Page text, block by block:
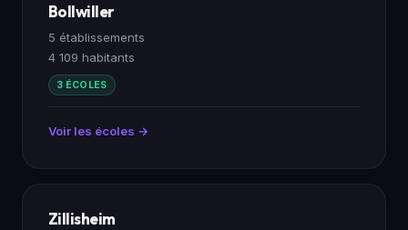
Bollwiller
5 établissements
4 109 habitants
3 ÉCOLES
Voir les écoles →
Zillisheim